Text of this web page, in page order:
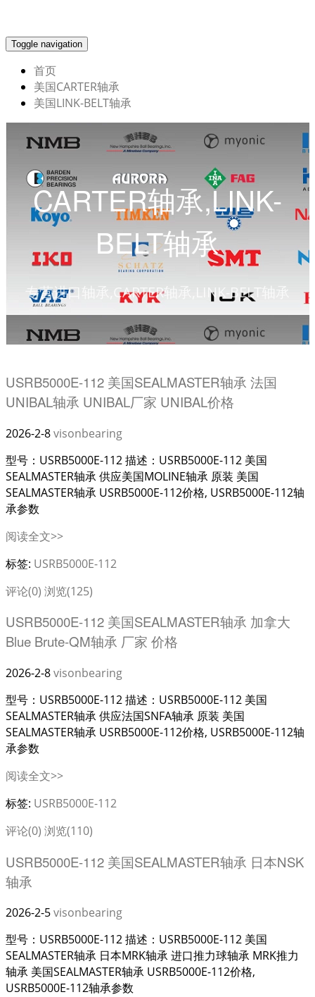
Toggle navigation
首页
美国CARTER轴承
美国LINK-BELT轴承
CARTER轴承,LINK-
BELT轴承
专营进口轴承,CARTER轴承,LINK-BELT轴承
USRB5000E-112 美国SEALMASTER轴承 法国
UNIBAL轴承 UNIBAL厂家 UNIBAL价格
2026-2-8visonbearing
型号：USRB5000E-112 描述：USRB5000E-112 美国
SEALMASTER轴承 供应美国MOLINE轴承 原装 美国
SEALMASTER轴承 USRB5000E-112价格, USRB5000E-112轴
承参数
阅读全文>>
标签: USRB5000E-112
评论(0) 浏览(125)
USRB5000E-112 美国SEALMASTER轴承 加拿大
Blue Brute-QM轴承 厂家 价格
2026-2-8visonbearing
型号：USRB5000E-112 描述：USRB5000E-112 美国
SEALMASTER轴承 供应法国SNFA轴承 原装 美国
SEALMASTER轴承 USRB5000E-112价格, USRB5000E-112轴
承参数
阅读全文>>
标签: USRB5000E-112
评论(0) 浏览(110)
USRB5000E-112 美国SEALMASTER轴承 日本NSK
轴承
2026-2-5visonbearing
型号：USRB5000E-112 描述：USRB5000E-112 美国
SEALMASTER轴承 日本MRK轴承 进口推力球轴承 MRK推力
轴承 美国SEALMASTER轴承 USRB5000E-112价格,
USRB5000E-112轴承参数